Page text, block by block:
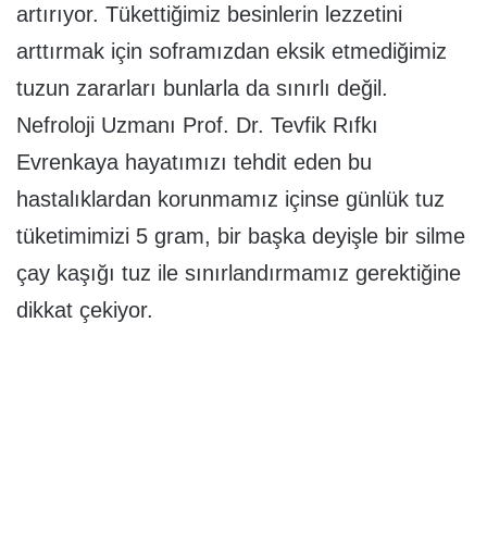
artırıyor. Tükettiğimiz besinlerin lezzetini
arttırmak için soframızdan eksik etmediğimiz
tuzun zararları bunlarla da sınırlı değil.
Nefroloji Uzmanı Prof. Dr. Tevfik Rıfkı
Evrenkaya hayatımızı tehdit eden bu
hastalıklardan korunmamız içinse günlük tuz
tüketimimizi 5 gram, bir başka deyişle bir silme
çay kaşığı tuz ile sınırlandırmamız gerektiğine
dikkat çekiyor.